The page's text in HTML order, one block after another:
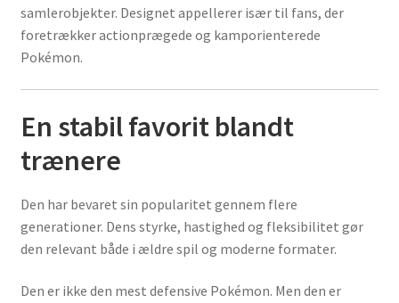
samlerobjekter. Designet appellerer især til fans, der
foretrækker actionprægede og kamporienterede
Pokémon.
En stabil favorit blandt
trænere
Den har bevaret sin popularitet gennem flere
generationer. Dens styrke, hastighed og fleksibilitet gør
den relevant både i ældre spil og moderne formater.
Den er ikke den mest defensive Pokémon. Men den er